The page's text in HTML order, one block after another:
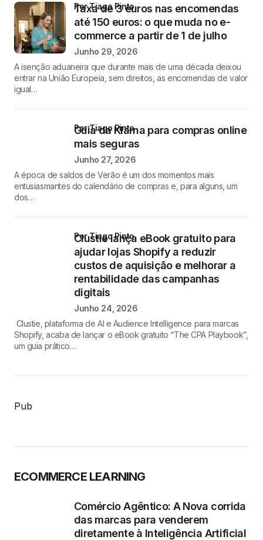
Taxa de 3 euros nas encomendas
até 150 euros: o que muda no e-
commerce a partir de 1 de julho
por Tiago Pinto
Junho 29, 2026
A isenção aduaneira que durante mais de uma década deixou
entrar na União Europeia, sem direitos, as encomendas de valor
igual…
Guia da Klarna para compras online
mais seguras
por Tiago Pinto
Junho 27, 2026
A época de saldos de Verão é um dos momentos mais
entusiasmantes do calendário de compras e, para alguns, um
dos…
Clustie lança eBook gratuito para
ajudar lojas Shopify a reduzir
custos de aquisição e melhorar a
rentabilidade das campanhas
digitais
por Tiago Pinto
Junho 24, 2026
Clustie, plataforma de AI e Audience Intelligence para marcas
Shopify, acaba de lançar o eBook gratuito “The CPA Playbook”,
um guia prático…
Pub
ECOMMERCE LEARNING
Comércio Agêntico: A Nova corrida
das marcas para venderem
diretamente à Inteligência Artificial